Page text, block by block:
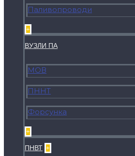
Паливопроводи
+
ВУЗЛИ ПА
МОВ
ПННТ
Форсунка
+
ПНВТ +